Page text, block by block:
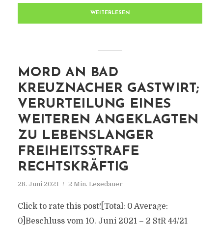
WEITERLESEN
MORD AN BAD
KREUZNACHER GASTWIRT;
VERURTEILUNG EINES
WEITEREN ANGEKLAGTEN
ZU LEBENSLANGER
FREIHEITSSTRAFE
RECHTSKRÄFTIG
28. Juni 2021 2 Min. Lesedauer
Click to rate this post![Total: 0 Average:
0]Beschluss vom 10. Juni 2021 – 2 StR 44/21